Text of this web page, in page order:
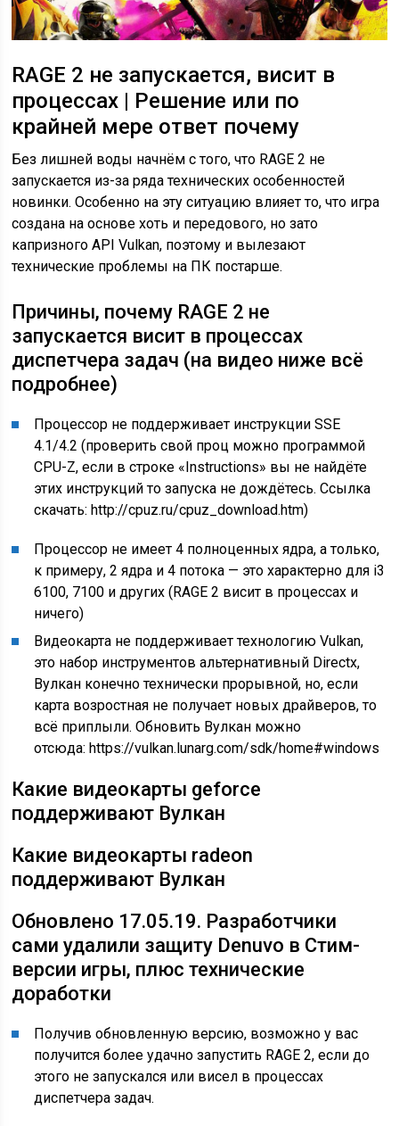
RAGE 2 не запускается, висит в
процессах | Решение или по
крайней мере ответ почему
Без лишней воды начнём с того, что RAGE 2 не
запускается из-за ряда технических особенностей
новинки. Особенно на эту ситуацию влияет то, что игра
создана на основе хоть и передового, но зато
капризного API Vulkan, поэтому и вылезают
технические проблемы на ПК постарше.
Причины, почему RAGE 2 не
запускается висит в процессах
диспетчера задач (на видео ниже всё
подробнее)
Процессор не поддерживает инструкции SSE
4.1/4.2 (проверить свой проц можно программой
CPU-Z, если в строке «Instructions» вы не найдёте
этих инструкций то запуска не дождётесь. Ссылка
скачать: http://cpuz.ru/cpuz_download.htm)
Процессор не имеет 4 полноценных ядра, а только,
к примеру, 2 ядра и 4 потока — это характерно для i3
6100, 7100 и других (RAGE 2 висит в процессах и
ничего)
Видеокарта не поддерживает технологию Vulkan,
это набор инструментов альтернативный Directx,
Вулкан конечно технически прорывной, но, если
карта возростная не получает новых драйверов, то
всё приплыли. Обновить Вулкан можно
отсюда: https://vulkan.lunarg.com/sdk/home#windows
Какие видеокарты geforce
поддерживают Вулкан
Какие видеокарты radeon
поддерживают Вулкан
Обновлено 17.05.19. Разработчики
сами удалили защиту Denuvo в Стим-
версии игры, плюс технические
доработки
Получив обновленную версию, возможно у вас
получится более удачно запустить RAGE 2, если до
этого не запускался или висел в процессах
диспетчера задач.